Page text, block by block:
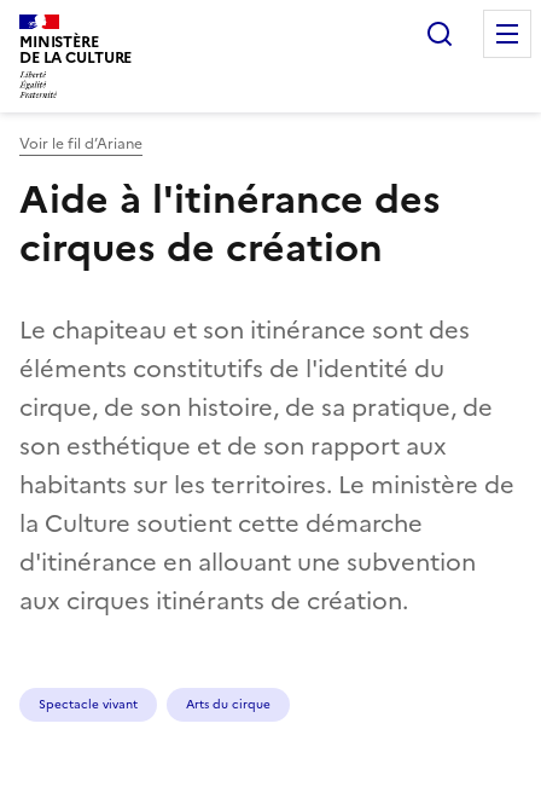
MINISTÈRE
DE LA CULTURE
Voir le fil d’Ariane
Aide à l'itinérance des
cirques de création
Le chapiteau et son itinérance sont des
éléments constitutifs de l'identité du
cirque, de son histoire, de sa pratique, de
son esthétique et de son rapport aux
habitants sur les territoires. Le ministère de
la Culture soutient cette démarche
d'itinérance en allouant une subvention
aux cirques itinérants de création.
Spectacle vivant Arts du cirque